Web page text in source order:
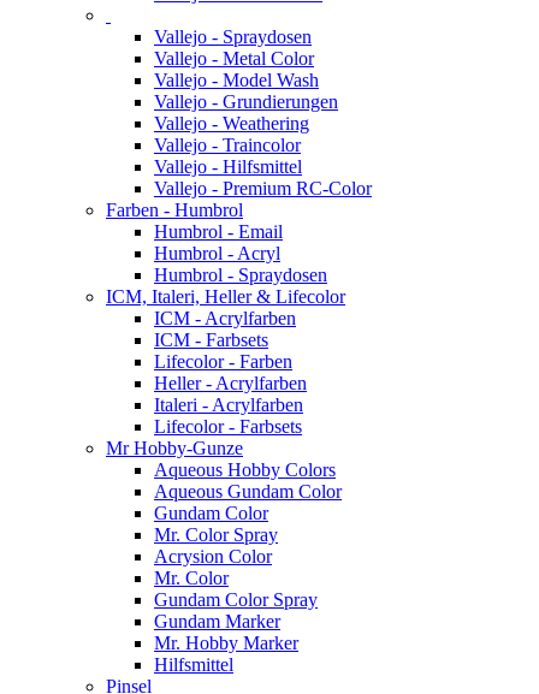
Vallejo - Spraydosen
Vallejo - Metal Color
Vallejo - Model Wash
Vallejo - Grundierungen
Vallejo - Weathering
Vallejo - Traincolor
Vallejo - Hilfsmittel
Vallejo - Premium RC-Color
Farben - Humbrol
Humbrol - Email
Humbrol - Acryl
Humbrol - Spraydosen
ICM, Italeri, Heller & Lifecolor
ICM - Acrylfarben
ICM - Farbsets
Lifecolor - Farben
Heller - Acrylfarben
Italeri - Acrylfarben
Lifecolor - Farbsets
Mr Hobby-Gunze
Aqueous Hobby Colors
Aqueous Gundam Color
Gundam Color
Mr. Color Spray
Acrysion Color
Mr. Color
Gundam Color Spray
Gundam Marker
Mr. Hobby Marker
Hilfsmittel
Pinsel